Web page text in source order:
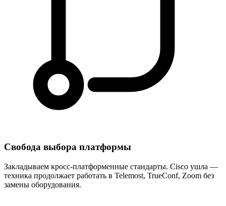
Свобода выбора платформы
Закладываем кросс-платформенные стандарты. Cisco ушла —
техника продолжает работать в Telemost, TrueConf, Zoom без
замены оборудования.